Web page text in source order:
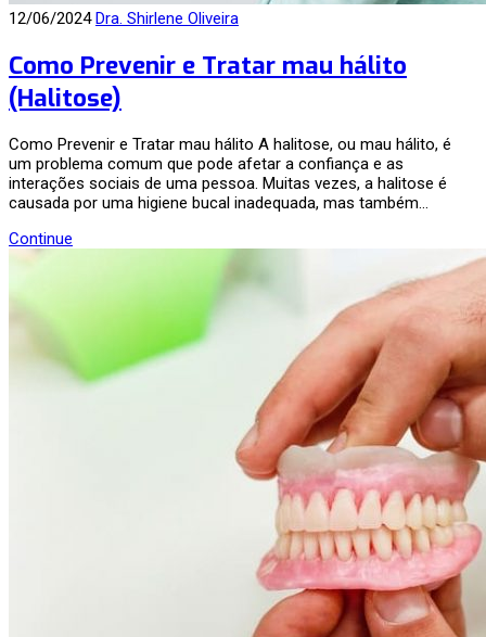
12/06/2024 Dra. Shirlene Oliveira
Como Prevenir e Tratar mau hálito
(Halitose)
Como Prevenir e Tratar mau hálito A halitose, ou mau hálito, é
um problema comum que pode afetar a confiança e as
interações sociais de uma pessoa. Muitas vezes, a halitose é
causada por uma higiene bucal inadequada, mas também…
Continue